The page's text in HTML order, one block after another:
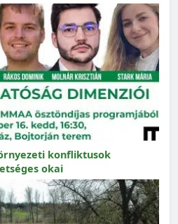
konfliktusok
okai